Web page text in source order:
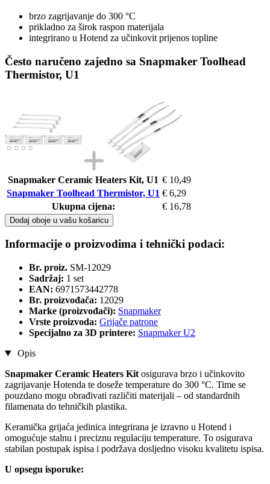
brzo zagrijavanje do 300 °C
prikladno za širok raspon materijala
integrirano u Hotend za učinkovit prijenos topline
Često naručeno zajedno sa Snapmaker Toolhead
Thermistor, U1
Snapmaker Ceramic Heaters Kit, U1 € 10,49
Snapmaker Toolhead Thermistor, U1 € 6,29
Ukupna cijena:
€ 16,78
Dodaj oboje u vašu košaricu
Informacije o proizvodima i tehnički podaci:
Br. proiz. SM-12029
Sadržaj: 1 set
EAN: 6971573442778
Br. proizvođača: 12029
Marke (proizvođači): Snapmaker
Vrste proizvoda: Grijače patrone
Specijalno za 3D printere: Snapmaker U2
Opis
Snapmaker Ceramic Heaters Kit osigurava brzo i učinkovito
zagrijavanje Hotenda te doseže temperature do 300 °C. Time se
pouzdano mogu obrađivati različiti materijali – od standardnih
filamenata do tehničkih plastika.
Keramička grijaća jedinica integrirana je izravno u Hotend i
omogućuje stalnu i preciznu regulaciju temperature. To osigurava
stabilan postupak ispisa i podržava dosljedno visoku kvalitetu ispisa.
U opsegu isporuke: